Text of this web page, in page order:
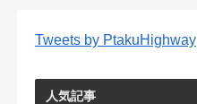
Tweets by PtakuHighway
人気記事